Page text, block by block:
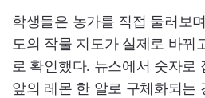
학생들은 농가를 직접 둘러보
도의 작물 지도가 실제로 바뀌
로 확인했다. 뉴스에서 숫자로
앞의 레몬 한 알로 구체화되는